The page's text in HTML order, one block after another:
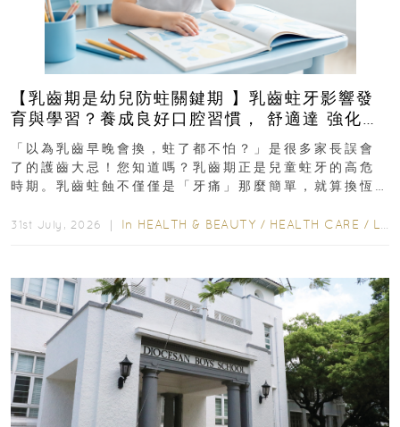
【乳齒期是幼兒防蛀關鍵期 】乳齒蛀牙影響發
育與學習？養成良好口腔習慣， 舒適達 強化琺
瑯質 兒童牙膏防護指南
「以為乳齒早晚會換，蛀了都不怕？」是很多家長誤會
了的護齒大忌！您知道嗎？乳齒期正是兒童蛀牙的高危
時期。乳齒蛀蝕不僅僅是「牙痛」那麼簡單，就算換恆
31st July, 2026 ｜ In HEALTH & BEAUTY / HEALTH CARE / LIFESTYLE